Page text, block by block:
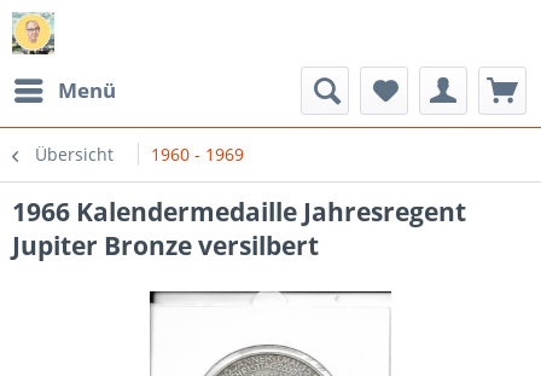
Menü
Übersicht 1960 - 1969
1966 Kalendermedaille Jahresregent
Jupiter Bronze versilbert